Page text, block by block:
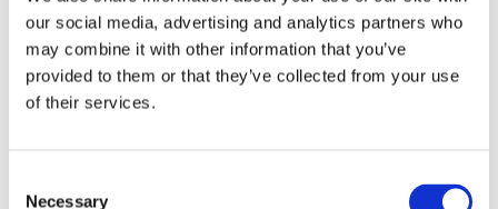
our social media, advertising and analytics partners who
may combine it with other information that you’ve
provided to them or that they’ve collected from your use
of their services.
Necessary
Sale houses Family, 181 m² - Unhošť
rozměry
Family
funkce
garge terrace
cena
15 500 000